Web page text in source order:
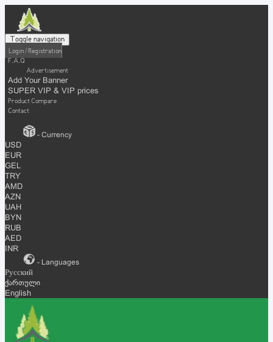
Toggle navigation
Login / Registration
F.A.Q
Advertisement
Add Your Banner
SUPER VIP & VIP prices
Product Compare
Contact
- Currency
USD
EUR
GEL
TRY
AMD
AZN
UAH
BYN
RUB
AED
INR
- Languages
Русский
ქართული
English